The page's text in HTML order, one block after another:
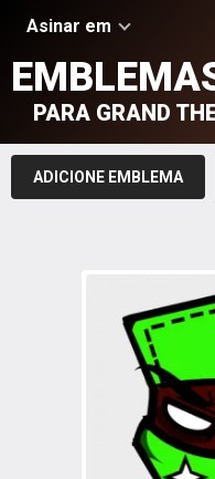
Asinar em
PARA GRAND
ADICIONE EMBLEMA